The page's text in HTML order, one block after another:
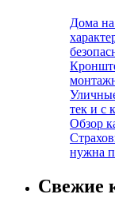
Дома
тек и с
Обзор
нужна
Свежие